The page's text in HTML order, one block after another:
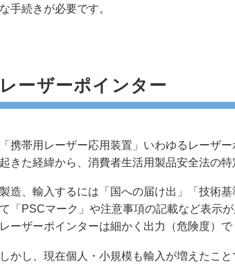
な手続きが必要です。
レーザーポインター
「携帯用レーザー応用装置」いわゆるレーザ
起きた経緯から、消費者生活用製品安全法の特
製造、輸入するには「国への届け出」「技術
て「PSCマーク」や注意事項の記載など表示が
レーザーポインターは細かく出力（危険度）で
しかし、現在個人・小規模も輸入が増えたこ